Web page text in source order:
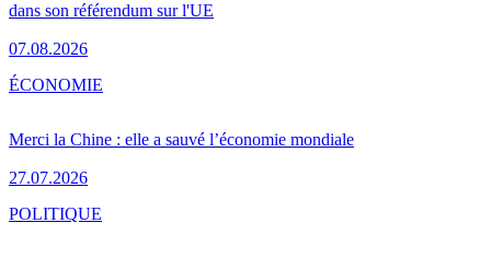
dans son référendum sur l'UE
07.08.2026
Merci la Chine : elle a sauvé l’économie mondiale
27.07.2026
ÉCONOMIE
POLITIQUE